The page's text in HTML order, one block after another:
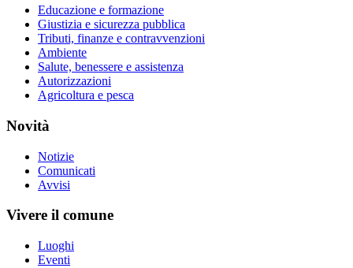
Educazione e formazione
Giustizia e sicurezza pubblica
Tributi, finanze e contravvenzioni
Ambiente
Salute, benessere e assistenza
Autorizzazioni
Agricoltura e pesca
Novità
Notizie
Comunicati
Avvisi
Vivere il comune
Luoghi
Eventi